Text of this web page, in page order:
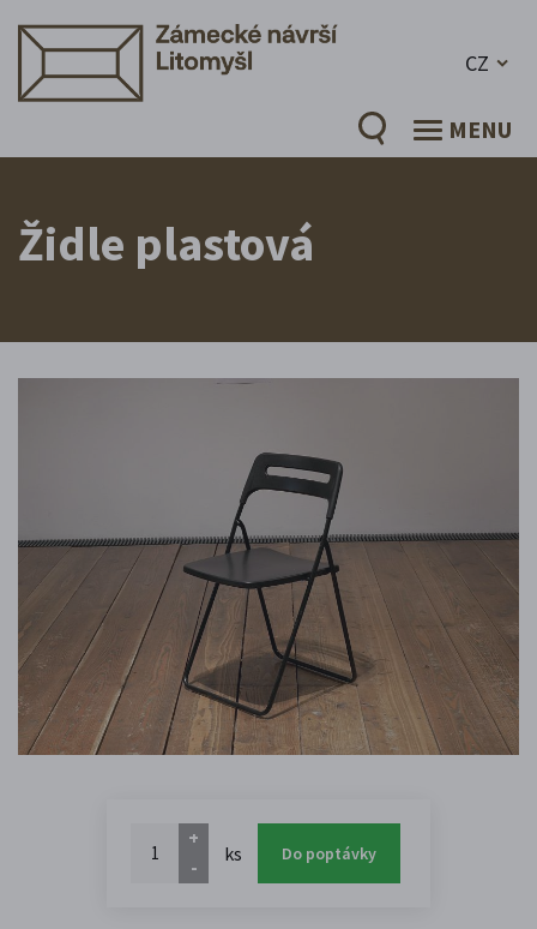
CZ
MENU
Židle plastová
+
-
ks Do poptávky